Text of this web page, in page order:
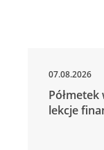
07.08.2026
lekcje